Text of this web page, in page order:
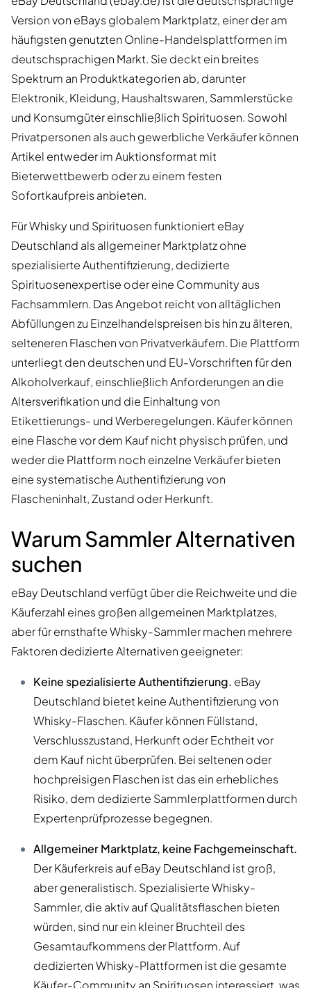
Version von eBays globalem Marktplatz, einer der am
häufigsten genutzten Online-Handelsplattformen im
deutschsprachigen Markt. Sie deckt ein breites
Spektrum an Produktkategorien ab, darunter
Elektronik, Kleidung, Haushaltswaren, Sammlerstücke
und Konsumgüter einschließlich Spirituosen. Sowohl
Privatpersonen als auch gewerbliche Verkäufer können
Artikel entweder im Auktionsformat mit
Bieterwettbewerb oder zu einem festen
Sofortkaufpreis anbieten.
Für Whisky und Spirituosen funktioniert eBay
Deutschland als allgemeiner Marktplatz ohne
spezialisierte Authentifizierung, dedizierte
Spirituosenexpertise oder eine Community aus
Fachsammlern. Das Angebot reicht von alltäglichen
Abfüllungen zu Einzelhandelspreisen bis hin zu älteren,
selteneren Flaschen von Privatverkäufern. Die Plattform
unterliegt den deutschen und EU-Vorschriften für den
Alkoholverkauf, einschließlich Anforderungen an die
Altersverifikation und die Einhaltung von
Etikettierungs- und Werberegelungen. Käufer können
eine Flasche vor dem Kauf nicht physisch prüfen, und
weder die Plattform noch einzelne Verkäufer bieten
eine systematische Authentifizierung von
Flascheninhalt, Zustand oder Herkunft.
Warum Sammler Alternativen
suchen
eBay Deutschland verfügt über die Reichweite und die
Käuferzahl eines großen allgemeinen Marktplatzes,
aber für ernsthafte Whisky-Sammler machen mehrere
Faktoren dedizierte Alternativen geeigneter:
Keine spezialisierte Authentifizierung. eBay
Deutschland bietet keine Authentifizierung von
Whisky-Flaschen. Käufer können Füllstand,
Verschlusszustand, Herkunft oder Echtheit vor
dem Kauf nicht überprüfen. Bei seltenen oder
hochpreisigen Flaschen ist das ein erhebliches
Risiko, dem dedizierte Sammlerplattformen durch
Expertenprüfprozesse begegnen.
Allgemeiner Marktplatz, keine Fachgemeinschaft.
Der Käuferkreis auf eBay Deutschland ist groß,
aber generalistisch. Spezialisierte Whisky-
Sammler, die aktiv auf Qualitätsflaschen bieten
würden, sind nur ein kleiner Bruchteil des
Gesamtaufkommens der Plattform. Auf
dedizierten Whisky-Plattformen ist die gesamte
Käufer-Community an Spirituosen interessiert, was